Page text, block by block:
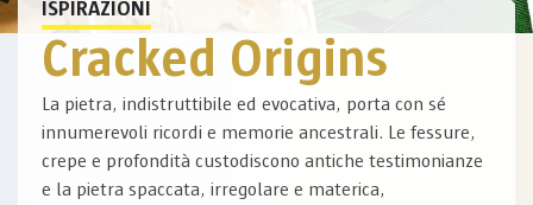
ISPIRAZIONI
Cracked Origins
La pietra, indistruttibile ed evocativa, porta con sé
innumerevoli ricordi e memorie ancestrali. Le fessure,
crepe e profondità custodiscono antiche testimonianze
e la pietra spaccata, irregolare e materica,